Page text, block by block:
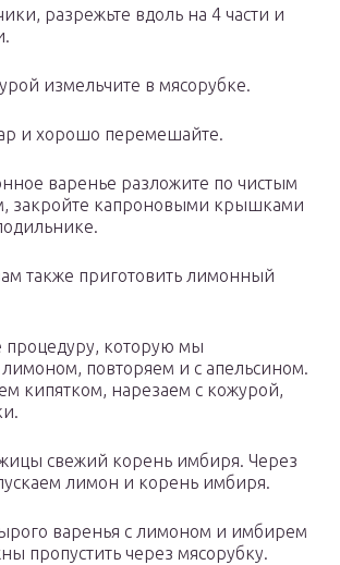
разрежьте вдоль на 4 части и
измельчите в мясорубке.
и хорошо перемешайте.
варенье разложите по чистым
закройте капроновыми крышками
также приготовить лимонный
процедуру, которую мы
повторяем и с апельсином.
кипятком, нарезаем с кожурой,
свежий корень имбиря. Через
лимон и корень имбиря.
варенья с лимоном и имбирем
пропустить через мясорубку.